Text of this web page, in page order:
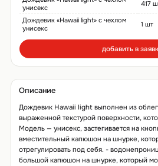
унисекс
417
Дождевик «Hawaii light» c чехлом
унисекс
1 шт
добавить в
Описание
Дождевик Hawaii light выполнен из
выраженной текстурой поверхности,
Модель — унисекс, застегивается на
вместительный капюшон на шнурке,
отрегулировать под себя. -
большой капюшон на шнурке, который